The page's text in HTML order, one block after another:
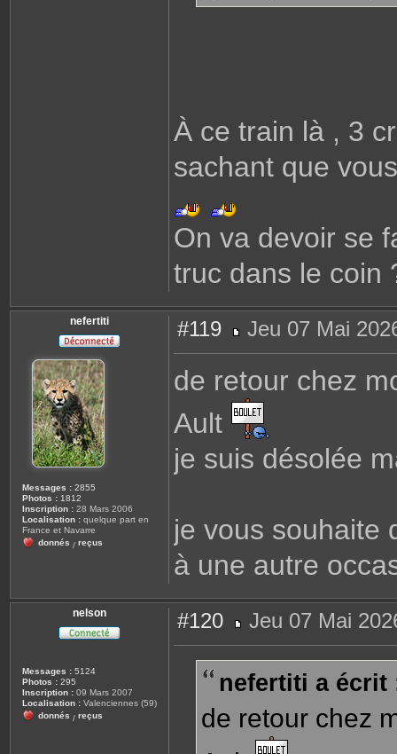
À ce train là , 3
sachant que
On va devoir se
truc dans le coin
nefertiti
Messages : 2855
Photos : 1812
Inscription : 28 Mars 2006
Localisation : quelque part en
France et Navarre
donnés / reçus
#119
e
s
e
Jeu 07 Mai
de retour chez
Ault
je suis désolée
je vous souhaite
à une autre
nelson
Messages : 5124
Photos : 295
Inscription : 09 Mars 2007
Localisation : Valenciennes (59)
donnés / reçus
#120
e
g
Jeu 07 Mai
nefertiti a écrit
de retour chez